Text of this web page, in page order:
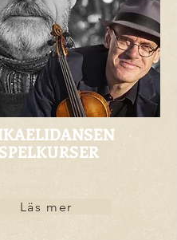
SPELKURSER
20 september 2026
| Växjö
Läs mer